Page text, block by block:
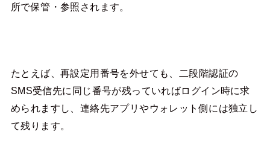
所で保管・参照されます。
たとえば、再設定用番号を外せても、二段階認証の
SMS受信先に同じ番号が残っていればログイン時に求
められますし、連絡先アプリやウォレット側には独立し
て残ります。